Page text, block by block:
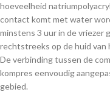
hoeveelheid
contact komt met water
minstens 3 uur in de vriezer
rechtstreeks op de huid van
De verbinding tussen de
kompres eenvoudig
gebied.